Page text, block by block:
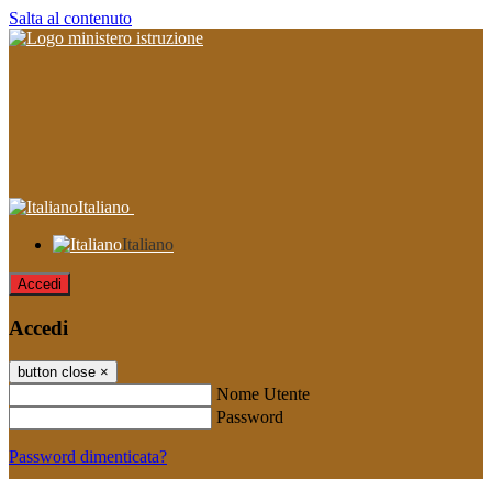
Salta al contenuto
Italiano
Italiano
Accedi
Accedi
button close ×
Nome Utente
Password
Password dimenticata?